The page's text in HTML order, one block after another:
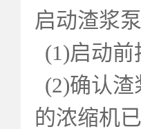
启动渣浆
(1)启动前
(2)确认渣
的浓缩机